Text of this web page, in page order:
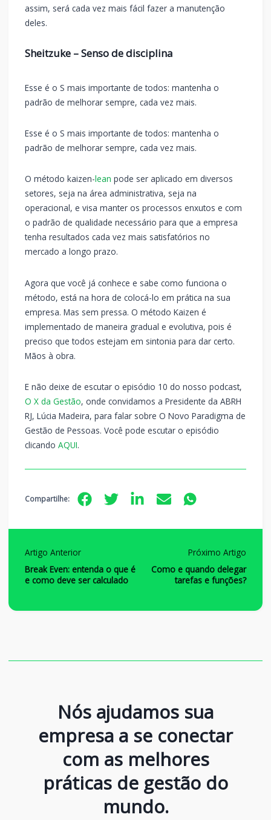
assim, será cada vez mais fácil fazer a manutenção
deles.
Sheitzuke – Senso de disciplina
Esse é o S mais importante de todos: mantenha o
padrão de melhorar sempre, cada vez mais.
Esse é o S mais importante de todos: mantenha o
padrão de melhorar sempre, cada vez mais.
O método kaizen-lean pode ser aplicado em diversos
setores, seja na área administrativa, seja na
operacional, e visa manter os processos enxutos e com
o padrão de qualidade necessário para que a empresa
tenha resultados cada vez mais satisfatórios no
mercado a longo prazo.
Agora que você já conhece e sabe como funciona o
método, está na hora de colocá-lo em prática na sua
empresa. Mas sem pressa. O método Kaizen é
implementado de maneira gradual e evolutiva, pois é
preciso que todos estejam em sintonia para dar certo.
Mãos à obra.
E não deixe de escutar o episódio 10 do nosso podcast,
O X da Gestão, onde convidamos a Presidente da ABRH
RJ, Lúcia Madeira, para falar sobre O Novo Paradigma de
Gestão de Pessoas. Você pode escutar o episódio
clicando AQUI.
Compartilhe:
Artigo Anterior
Break Even: entenda o que é
e como deve ser calculado
Próximo Artigo
Como e quando delegar
tarefas e funções?
Nós ajudamos sua
empresa a se conectar
com as melhores
práticas de gestão do
mundo.